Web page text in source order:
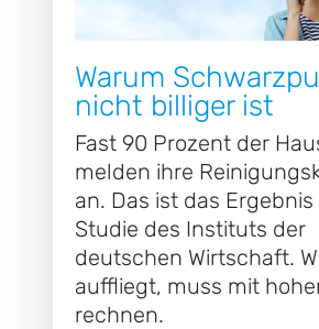
Warum
nicht billiger ist
Fast 90 Prozent der
melden ihre
an. Das ist das Ergebnis
Studie des Instituts der
deutschen Wirtschaft.
auffliegt, muss mit
rechnen.